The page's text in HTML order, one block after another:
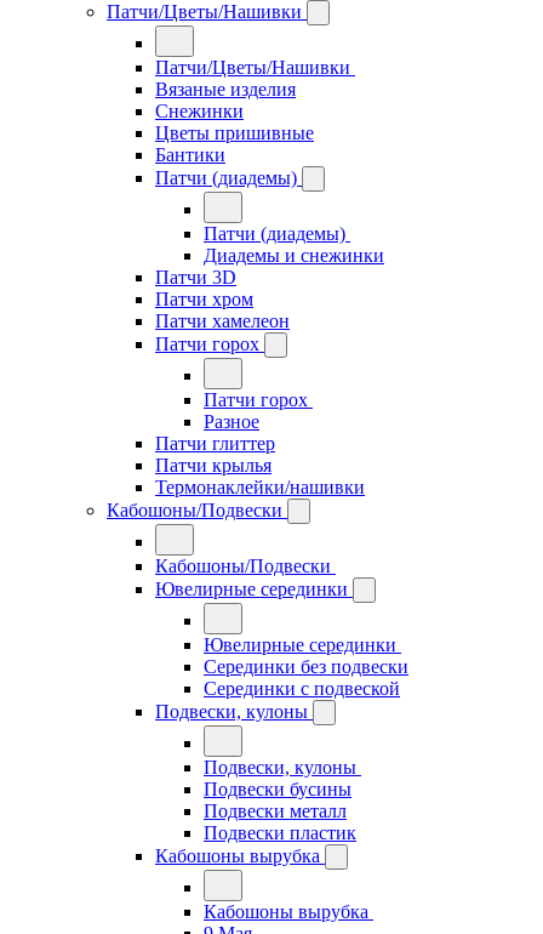
Патчи/Цветы/Нашивки
Патчи/Цветы/Нашивки
Вязаные изделия
Снежинки
Цветы пришивные
Бантики
Патчи (диадемы)
Патчи (диадемы)
Диадемы и снежинки
Патчи 3D
Патчи хром
Патчи хамелеон
Патчи горох
Патчи горох
Разное
Патчи глиттер
Патчи крылья
Термонаклейки/нашивки
Кабошоны/Подвески
Кабошоны/Подвески
Ювелирные серединки
Ювелирные серединки
Серединки без подвески
Серединки с подвеской
Подвески, кулоны
Подвески, кулоны
Подвески бусины
Подвески металл
Подвески пластик
Кабошоны вырубка
Кабошоны вырубка